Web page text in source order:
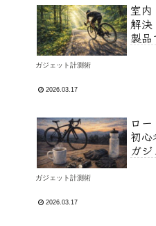
ガジェット計測術
室
解
製品
2026.03.17
ガジェット計測術
ロ
初
ガ
2026.03.17